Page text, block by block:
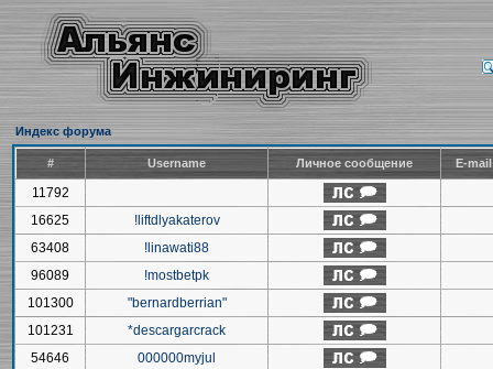
Индекс форума
# Username Личное сообщение E-
11792
16625
!liftdlyakaterov
63408
!linawati88
96089
!mostbetpk
101300
"bernardberrian"
101231
*descargarcrack
54646
000000myjul